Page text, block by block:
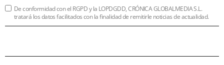
De conformidad con el RGPD y la LOPDGDD, CRÓNICA GLOBALMEDIA S.L.
tratará los datos facilitados con la finalidad de remitirle noticias de actualidad.